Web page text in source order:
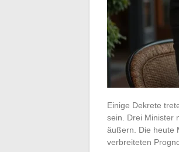
Einige Dekrete
sein. Drei Minister
äußern. Die heute
verbreiteten